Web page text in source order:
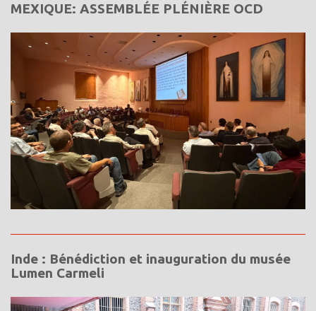
MEXIQUE: ASSEMBLÉE PLÉNIÈRE OCD
Inde : Bénédiction et inauguration du musée
Lumen Carmeli